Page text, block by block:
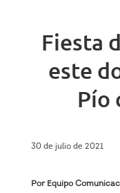
Fiesta
este
Pío
30 de julio de 2021
Por Equipo